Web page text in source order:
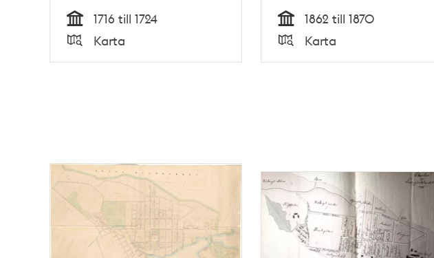
Tid
1716 till 1724
Typ
Karta Tid
1862 till 1870
Typ
Karta